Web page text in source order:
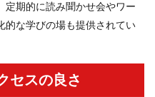
定期的に読み聞かせ会やワー
的な学びの場も提供されてい
セスの良さ